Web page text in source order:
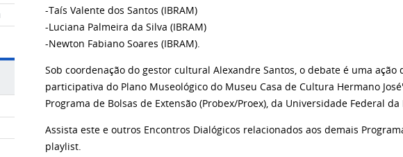
-Taís Valente dos Santos (IBRAM)
-Luciana Palmeira da Silva (IBRAM)
-Newton Fabiano Soares (IBRAM).
Sob coordenação do gestor cultural Alexandre Santos, o debate é uma
participativa do Plano Museológico do Museu Casa de Cultura Hermano
Programa de Bolsas de Extensão (Probex/Proex), da Universidade Federal da
Assista este e outros Encontros Dialógicos relacionados aos demais
playlist.